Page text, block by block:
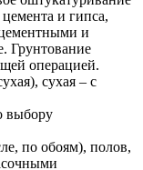
и гипса,
и
Грунтование
операцией.
сухая – с
выбору
по обоям), полов,